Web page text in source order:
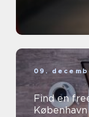
09.
Find en
København